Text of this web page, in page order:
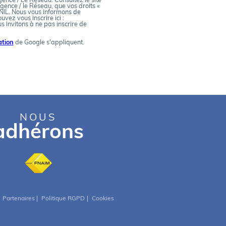
/ le Réseau, que vos droits «
Nous vous informons de
vous inscrire ici :
invitons à ne pas inscrire de
de Google s'appliquent.
NOUS
Partenaires Politique RGPD Cookies